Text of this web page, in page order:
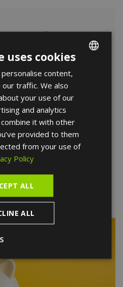
Sie
über die
Lassen Sie
und behandeln,
Raten und
nicht!
ENGLISH
uses cookies
content,
traffic. We also
your use of our
and analytics
it with other
provided to them
from your use of
Policy
ALL
ALL